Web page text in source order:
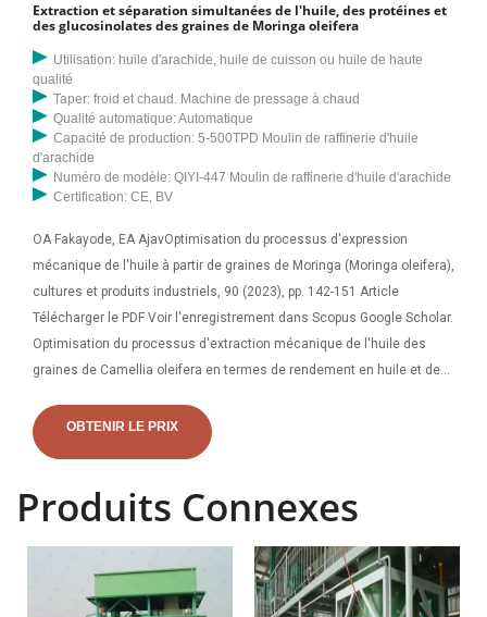
Extraction et séparation simultanées de l'huile, des protéines et
des glucosinolates des graines de Moringa oleifera
Utilisation: huile d'arachide, huile de cuisson ou huile de haute
qualité
Taper: froid et chaud. Machine de pressage à chaud
Qualité automatique: Automatique
Capacité de production: 5-500TPD Moulin de raffinerie d'huile
d'arachide
Numéro de modèle: QIYI-447 Moulin de raffinerie d'huile d'arachide
Certification: CE, BV
OA Fakayode, EA AjavOptimisation du processus d'expression
mécanique de l'huile à partir de graines de Moringa (Moringa oleifera),
cultures et produits industriels, 90 (2023), pp. 142-151 Article
Télécharger le PDF Voir l'enregistrement dans Scopus Google Scholar.
Optimisation du processus d'extraction mécanique de l'huile des
graines de Camellia oleifera en termes de rendement en huile et de
Engineering 42(9):e13157
OBTENIR LE PRIX
Produits Connexes